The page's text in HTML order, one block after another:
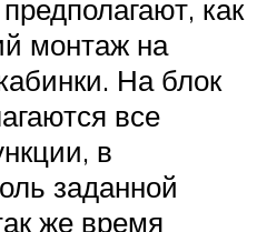
как
монтаж на
На блок
все
в
заданной
же время